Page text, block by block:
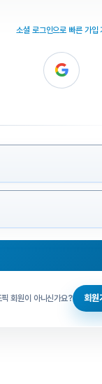
소셜 로그인으로 빠른 가입
픽 회원이 아니신가요? 회원